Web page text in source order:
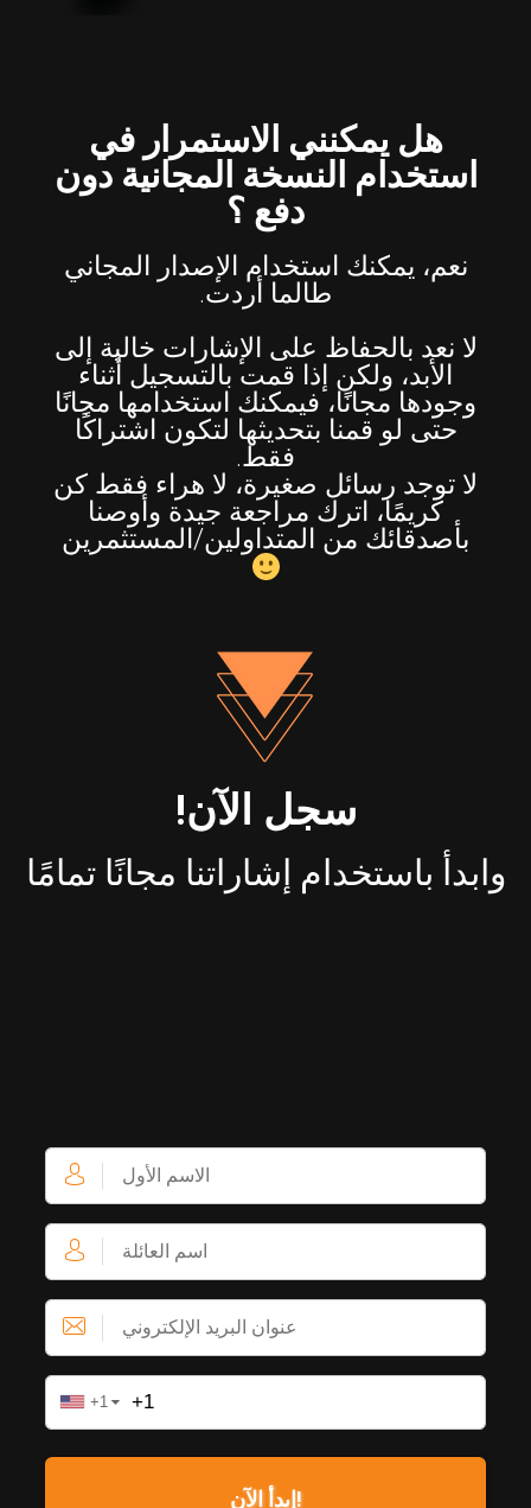
هل يمكنني الاستمرار في
استخدام النسخة المجانية دون
دفع ؟
نعم، يمكنك استخدام الإصدار المجاني
طالما أردت.
لا نعد بالحفاظ على الإشارات خالية إلى
الأبد، ولكن إذا قمت بالتسجيل أثناء
وجودها مجانًا، فيمكنك استخدامها مجانًا
حتى لو قمنا بتحديثها لتكون اشتراكًا
فقط.
لا توجد رسائل صغيرة، لا هراء فقط كن
كريمًا، اترك مراجعة جيدة وأوصنا
بأصدقائك من المتداولين/المستثمرين
سجل الآن!
وابدأ باستخدام إشاراتنا مجانًا تمامًا